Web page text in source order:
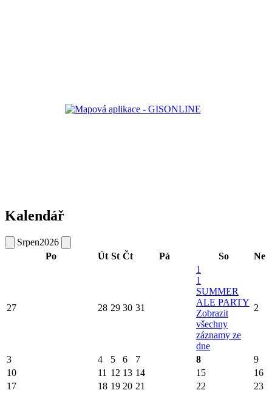
Kalendář
Srpen2026
Po
Út St Čt Pá So Ne
27 28 29 30 31
1
1
SUMMER
ALE PARTY
Zobrazit
všechny
záznamy ze
dne
2
3 4 5 6 7 8
9
10
11 12 13 14 15
16
17
18 19 20 21 22 23